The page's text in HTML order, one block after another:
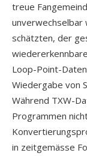
treue
unverwechselbar
schätzten, der
Loop-Point-
Wiedergabe von
Während TXW-
Programmen
in zeitgemässe